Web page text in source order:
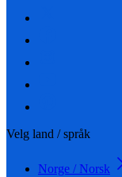
Velg land / språk
Norge / Norsk